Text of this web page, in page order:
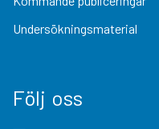
Undersökningsmaterial
Följ oss